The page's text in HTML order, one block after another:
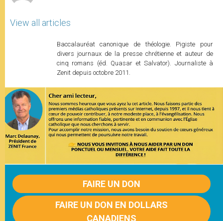
View all articles
Baccalauréat canonique de théologie. Pigiste pour
divers journaux de la presse chrétienne et auteur de
cinq romans (éd. Quasar et Salvator). Journaliste à
Zenit depuis octobre 2011.
FAIRE UN DON
FAIRE UN DON EN DOLLARS
CANADIENS